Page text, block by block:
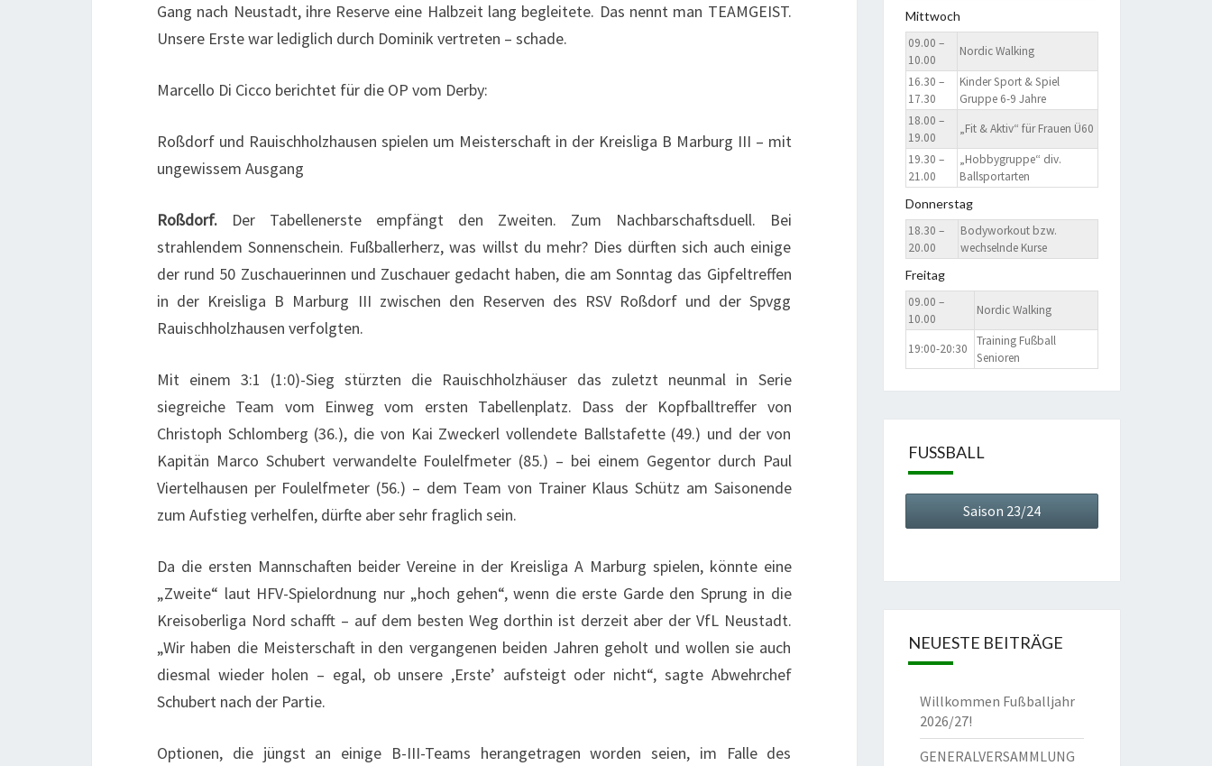
Gang nach Neustadt, ihre Reserve eine Halbzeit lang begleitete. Das nennt man TEAMGEIST.
Unsere Erste war lediglich durch Dominik vertreten – schade.
Marcello Di Cicco berichtet für die OP vom Derby:
Roßdorf und Rauischholzhausen spielen um Meisterschaft in der Kreisliga B Marburg III – mit
ungewissem Ausgang
Roßdorf. Der Tabellenerste empfängt den Zweiten. Zum Nachbarschaftsduell. Bei
strahlendem Sonnenschein. Fußballerherz, was willst du mehr? Dies dürften sich auch einige
der rund 50 Zuschauerinnen und Zuschauer gedacht haben, die am Sonntag das Gipfeltreffen
in der Kreisliga B Marburg III zwischen den Reserven des RSV Roßdorf und der Spvgg
Rauischholzhausen verfolgten.
Mit einem 3:1 (1:0)-Sieg stürzten die Rauischholzhäuser das zuletzt neunmal in Serie
siegreiche Team vom Einweg vom ersten Tabellenplatz. Dass der Kopfballtreffer von
Christoph Schlomberg (36.), die von Kai Zweckerl vollendete Ballstafette (49.) und der von
Kapitän Marco Schubert verwandelte Foulelfmeter (85.) – bei einem Gegentor durch Paul
Viertelhausen per Foulelfmeter (56.) – dem Team von Trainer Klaus Schütz am Saisonende
zum Aufstieg verhelfen, dürfte aber sehr fraglich sein.
Da die ersten Mannschaften beider Vereine in der Kreisliga A Marburg spielen, könnte eine
„Zweite“ laut HFV-Spielordnung nur „hoch gehen“, wenn die erste Garde den Sprung in die
Kreisoberliga Nord schafft – auf dem besten Weg dorthin ist derzeit aber der VfL Neustadt.
„Wir haben die Meisterschaft in den vergangenen beiden Jahren geholt und wollen sie auch
diesmal wieder holen – egal, ob unsere ,Erste’ aufsteigt oder nicht“, sagte Abwehrchef
Schubert nach der Partie.
Optionen, die jüngst an einige B-III-Teams herangetragen worden seien, im Falle des
Mittwoch
09.00 –
10.00
Nordic Walking
16.30 –
17.30
Kinder Sport & Spiel
Gruppe 6-9 Jahre
18.00 –
19.00
„Fit & Aktiv“ für Frauen Ü60
19.30 –
21.00
„Hobbygruppe“ div.
Ballsportarten
Donnerstag
18.30 –
20.00
Bodyworkout bzw.
wechselnde Kurse
Freitag
09.00 –
10.00
Nordic Walking
19:00-20:30
Training Fußball
Senioren
FUSSBALL
Saison 23/24
NEUESTE BEITRÄGE
Willkommen Fußballjahr
2026/27!
GENERALVERSAMMLUNG